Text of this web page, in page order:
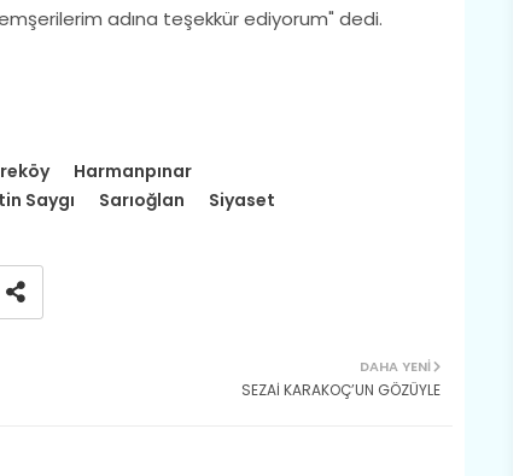
adına teşekkür ediyorum" dedi.
Harmanpınar
Saygı Sarıoğlan
Siyaset
DAHA YENI
​SEZAİ KARAKOÇ’UN GÖZÜYLE